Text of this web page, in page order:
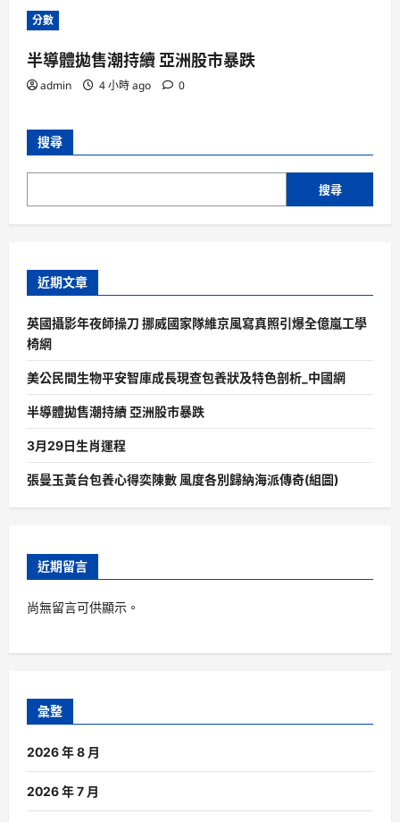
分數
半導體拋售潮持續 亞洲股市暴跌
admin 4 小時 ago 0
搜尋
搜尋
近期文章
英國攝影年夜師操刀 挪威國家隊維京風寫真照引爆全億嵐工學
椅網
美公民間生物平安智庫成長現查包養狀及特色剖析_中國網
半導體拋售潮持續 亞洲股市暴跌
3月29日生肖運程
張曼玉黃台包養心得奕陳數 風度各別歸納海派傳奇(組圖)
近期留言
尚無留言可供顯示。
彙整
2026 年 8 月
2026 年 7 月